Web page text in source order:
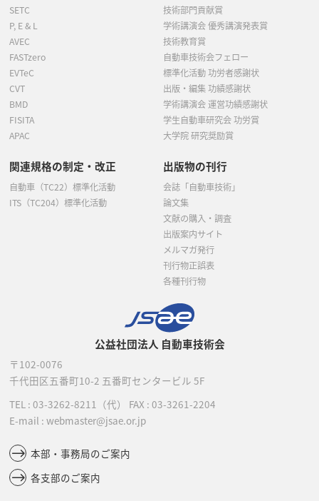
公益社団法人 自動車技術会
〒102-0076
千代田区五番町10-2 五番町センタービル 5F
TEL : 03-3262-8211 （代） FAX : 03-3261-2204
E-mail : webmaster@jsae.or.jp
本部・事務局のご案内
各支部のご案内
SETC
P, E & L
AVEC
FASTzero
EVTeC
CVT
BMD
FISITA
APAC
技術部門貢献賞
学術講演会 優秀講演発表賞
技術教育賞
自動車技術会フェロー
標準化活動 功労者感謝状
出版・編集 功績感謝状
学術講演会 運営功績感謝状
学生自動車研究会 功労賞
大学院 研究奨励賞
関連規格の制定・改正
自動車（TC22）標準化活動
ITS（TC204）標準化活動
出版物の刊行
会誌「自動車技術」
論文集
文献の購入・調査
出版案内サイト
メルマガ発行
刊行物正誤表
各種刊行物